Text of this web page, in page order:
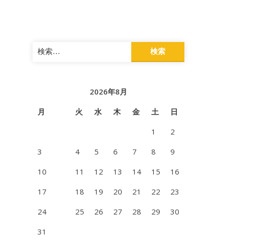
検
索:
2026年8月
月
火 水 木 金 土
日
1
2
3
4 5 6 7 8
9
10
11 12 13 14 15
16
17
18 19 20 21 22
23
24
25 26 27 28 29
30
31